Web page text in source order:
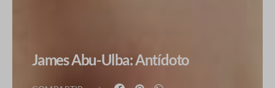
James Abu-Ulba: Antídoto